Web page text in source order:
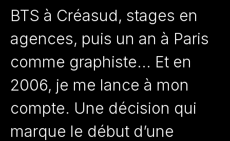
BTS à Créasud, stages en
agences, puis un an à Paris
comme graphiste… Et en
2006, je me lance à mon
compte. Une décision qui
marque le début d’une